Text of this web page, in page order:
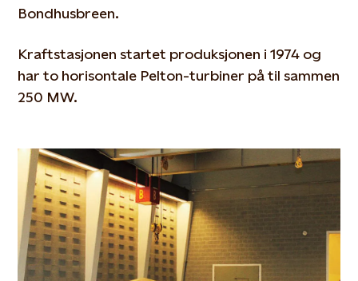
Bondhusbreen.
Kraftstasjonen startet produksjonen i 1974 og
har to horisontale Pelton-turbiner på til sammen
250 MW.